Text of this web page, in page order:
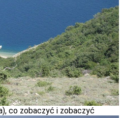
co zobaczyć i zobaczyć